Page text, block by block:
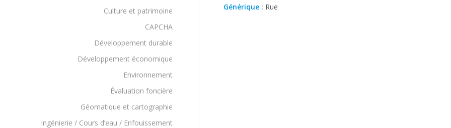
Générique : Rue
Culture et patrimoine
CAPCHA
Développement durable
Développement économique
Environnement
Évaluation foncière
Géomatique et cartographie
Ingénierie / Cours d’eau / Enfouissement